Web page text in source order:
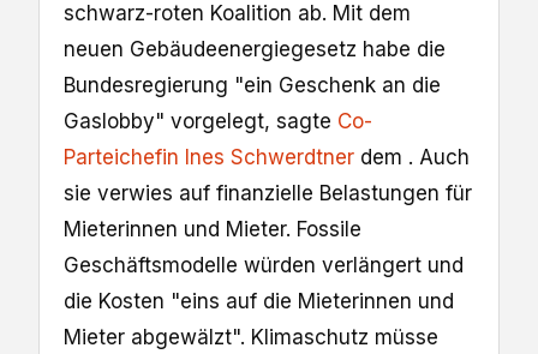
schwarz-roten Koalition ab. Mit dem
neuen Gebäudeenergiegesetz habe die
Bundesregierung "ein Geschenk an die
Gaslobby" vorgelegt, sagte Co-
Parteichefin Ines Schwerdtner dem . Auch
sie verwies auf finanzielle Belastungen für
Mieterinnen und Mieter. Fossile
Geschäftsmodelle würden verlängert und
die Kosten "eins auf die Mieterinnen und
Mieter abgewälzt". Klimaschutz müsse